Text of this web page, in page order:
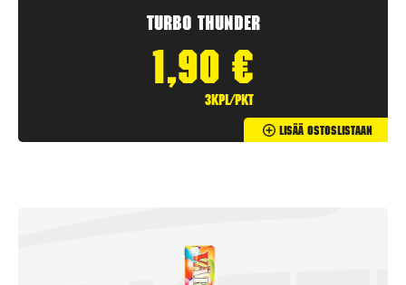
Turbo Thunder
1,90 €
3kpl/pkt
Lisää Ostoslistaan